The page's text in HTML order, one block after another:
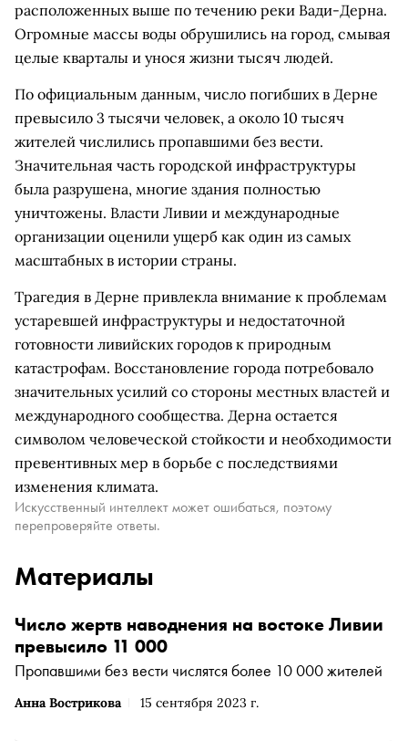
расположенных выше по течению реки Вади-Дерна.
Огромные массы воды обрушились на город, смывая
целые кварталы и унося жизни тысяч людей.
По официальным данным, число погибших в Дерне
превысило 3 тысячи человек, а около 10 тысяч
жителей числились пропавшими без вести.
Значительная часть городской инфраструктуры
была разрушена, многие здания полностью
уничтожены. Власти Ливии и международные
организации оценили ущерб как один из самых
масштабных в истории страны.
Трагедия в Дерне привлекла внимание к проблемам
устаревшей инфраструктуры и недостаточной
готовности ливийских городов к природным
катастрофам. Восстановление города потребовало
значительных усилий со стороны местных властей и
международного сообщества. Дерна остается
символом человеческой стойкости и необходимости
превентивных мер в борьбе с последствиями
изменения климата.
Искусственный интеллект может ошибаться, поэтому
перепроверяйте ответы.
Материалы
Анна Вострикова 15 сентября 2023 г.
Число жертв наводнения на востоке Ливии
превысило 11 000
Пропавшими без вести числятся более 10 000 жителей